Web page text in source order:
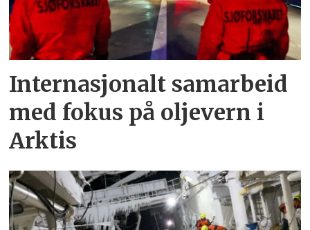
Internasjonalt samarbeid
med fokus på oljevern i
Arktis